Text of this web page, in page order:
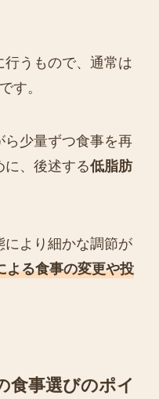
行うもので、通常は
す。
ら少量ずつ食事を再
に、後述する低脂肪
により細かな調節が
よる食事の変更や投
食事選びのポイ